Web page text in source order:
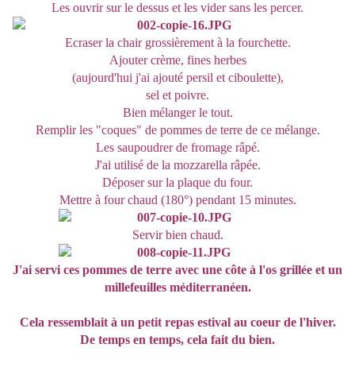
Les ouvrir sur le dessus et les vider sans les percer.
Ecraser la chair grossièrement à la fourchette.
Ajouter crème, fines herbes
(aujourd'hui j'ai ajouté persil et ciboulette),
sel et poivre.
Bien mélanger le tout.
Remplir les "coques" de pommes de terre de ce mélange.
Les saupoudrer de fromage râpé.
J'ai utilisé de la mozzarella râpée.
Déposer sur la plaque du four.
Mettre à four chaud (180°) pendant 15 minutes.
Servir bien chaud.
J'ai servi ces pommes de terre avec une côte à l'os grillée et un
millefeuilles méditerranéen.
Cela ressemblait à un petit repas estival au coeur de l'hiver.
De temps en temps, cela fait du bien.